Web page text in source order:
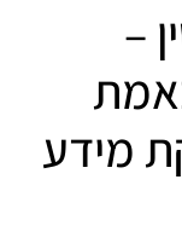
–
מידע